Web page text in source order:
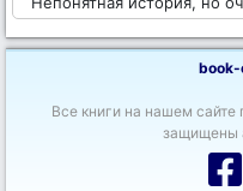
book-
Все книги на нашем сайте
защищены